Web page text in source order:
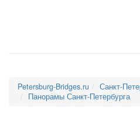
Petersburg-Bridges.ru
Санкт-
Панорамы Санкт-Петербурга